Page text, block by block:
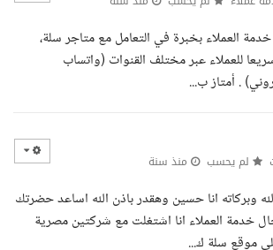
العملاء بخبرة في التعامل مع متاجر سلة،
للعملاء عبر مختلف القنوات (واتساب
. أمتاز ب...
لم يحسب منذ سنة
وبركاته انا حسين وهقدر باذن الله اساعد حضرتك
خدمة العملاء انا اشتغلت مع شركتين مصرية
موقع سلة ك...